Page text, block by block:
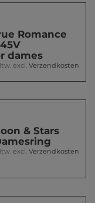
Romance
dames
excl. Verzendkosten
& Stars
excl. Verzendkosten